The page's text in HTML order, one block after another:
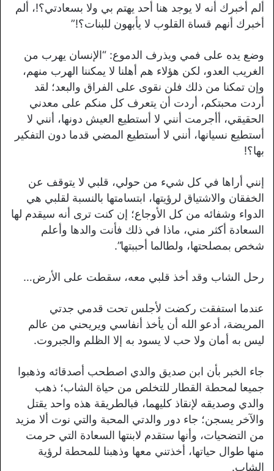
ألم أخبرك أنه لا يوجد هنا أحد يهتم بي ولا بسعادتي؟!، ألم
أخبرك أنهم قساة القلوب لا يأبهون للبنات؟!”
وضع يده على فمي ويذرف الدموع: “الإنسان يهرب من
الغريب العدو، لكن هؤلاء هم أهلنا لا يمكننا الهرب منهم،
وإن تمكنا من ذلك فلن نقوى على الفراق والبعد؛ لقد
أردت محبتكم، أردت أن يتعرف كل منكم على معدني
الحقيقي، أأجرمت أنني لا أستطيع العيش دونها، أنني لا
أستطيع نسيانها، أنني لا أستطيع المضي قدما دون التفكير
بها؟!
إنني أراها في كل شيء من حولي، قلبي لا يتوقف عن
الخفقان والاشتياق لرؤيتها، ابتسامتها بالنسبة لقلبي هي
الدواء وشفائه من كل الأوجاع؛ إن كنت ترى أنه سيقدم لها
السعادة أكثر مني، ماذا في ذلك فأنت والدها وأعلم
شخص بمصلحتها، ولطالما أحببتها”.
رحل الشاب وقد أخذ قلبي معه، سقطت على الأرض…
عندما استفقت ركضت لأجلس تحت قدمي جدتي
المريضة، أدعو الله أن يأخذ أنفاسي ويريحني من عالم
ليس به أمان ولا حب لا يسود به إلا الظلم والجبروت.
جاء الخبر بأن ابن صديق والدي اصطحب أصدقائه وذهبوا
جميعا لمحطة القطار للتخلص من حياة الشاب؛ ذهب
والدي وصديقه لإنقاذ كليهما، فبالطريقة هذه واحد يقتل
والآخر يسجن؛ جاء دور والدتي المحبة والتي نوت ألا مزيد
من التضحيات، وأنها ستقدم لابنتها السعادة التي حرمت
منها طوال حياتها، أخذتني معها وذهبنا للمحطة لرؤية
الشاب.